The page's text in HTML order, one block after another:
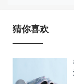
猜你喜欢